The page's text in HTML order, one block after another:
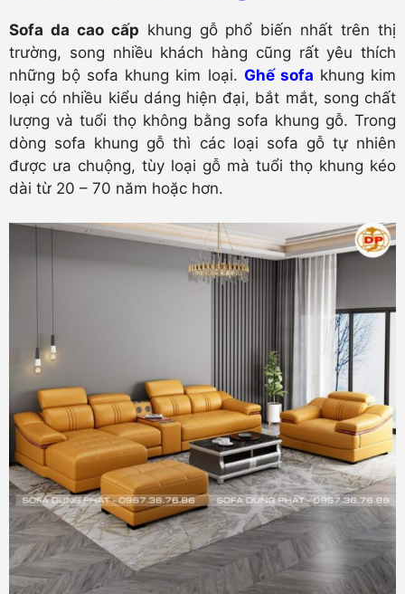
Sofa da cao cấp khung gỗ phổ biến nhất trên thị
trường, song nhiều khách hàng cũng rất yêu thích
những bộ sofa khung kim loại. Ghế sofa khung kim
loại có nhiều kiểu dáng hiện đại, bắt mắt, song chất
lượng và tuổi thọ không bằng sofa khung gỗ. Trong
dòng sofa khung gỗ thì các loại sofa gỗ tự nhiên
được ưa chuộng, tùy loại gỗ mà tuổi thọ khung kéo
dài từ 20 – 70 năm hoặc hơn.